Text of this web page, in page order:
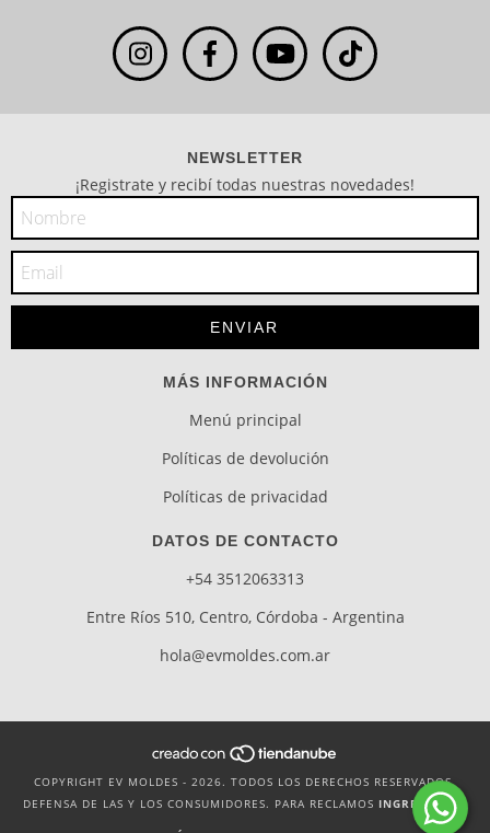
NEWSLETTER
¡Registrate y recibí todas nuestras novedades!
MÁS INFORMACIÓN
Menú principal
Políticas de devolución
Políticas de privacidad
DATOS DE CONTACTO
+54 3512063313
Entre Ríos 510, Centro, Córdoba - Argentina
hola@evmoldes.com.ar
COPYRIGHT EV MOLDES - 2026. TODOS LOS DERECHOS RESERVADOS.
DEFENSA DE LAS Y LOS CONSUMIDORES. PARA RECLAMOS INGRESÁ ACÁ.